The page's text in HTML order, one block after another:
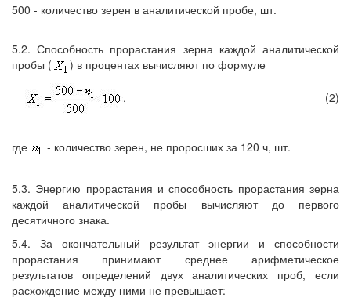
500 - количество зерен в аналитической пробе, шт.
5.2. Способность прорастания зерна каждой аналитической
пробы (
) в процентах вычисляют по формуле
, (2)
где - количество зерен, не проросших за 120 ч, шт.
5.3. Энергию прорастания и способность прорастания зерна
каждой аналитической пробы вычисляют до первого
десятичного знака.
5.4. За окончательный результат энергии и способности
прорастания принимают среднее арифметическое
результатов определений двух аналитических проб, если
расхождение между ними не превышает: